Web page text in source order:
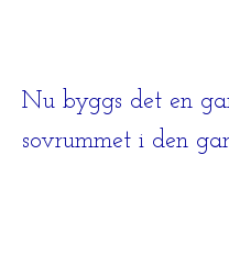
Nu byggs det en
sovrummet i den